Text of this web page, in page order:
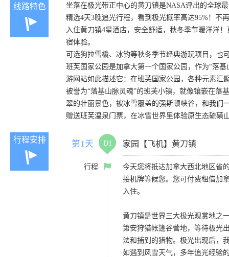
线路特色
坐落在极光带正中心的黄刀镇是NASA评出的全球
精选4天3晚追光行程，看到极光概率高达95%！不
入住黄刀镇4星酒店，安全舒适，秋冬季节暖洋洋
宿体验。
可选狗拉雪橇、冰钓等秋冬季节经典游玩项目，也
班芙国家公园是加拿大第一个国家公园，作为“落
游网站如此描述它：在班芙国家公园，各种元素汇
被誉为“落基山脉灵魂”的班芙小镇，就像镶嵌在落
翠的壮丽景色，被冰雪覆盖的强斯顿峡谷，和我们
赠送班芙温泉门票，在冰雪世界里体验原生态硫磺
行程安排 第1天 D1 家园【飞机】黄刀镇
行程
今天您将抵达加拿大西北地区省
接机牌等候您。您可付费租借加
入住。
黄刀镇是世界三大极光观赏地之
第安狩猎帐篷谷营地，等待极光
法和捕到的猎物。极光出现后，
如遇到风雪天气，多年追光经验